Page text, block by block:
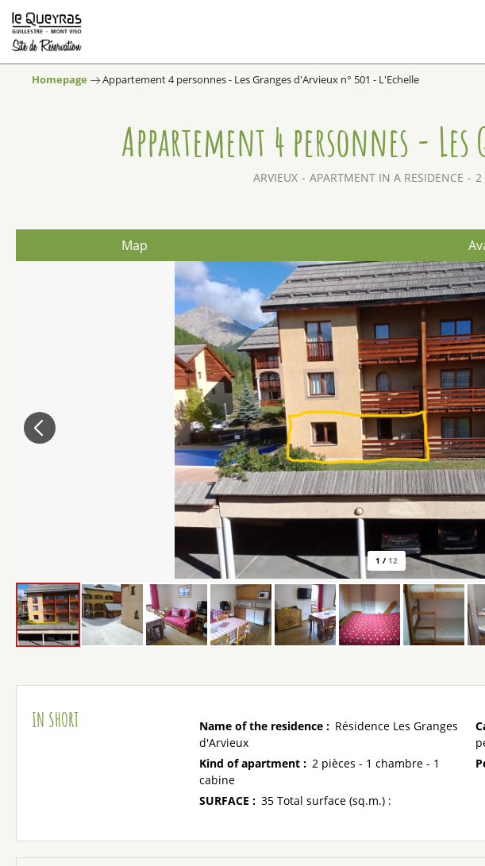
Homepage Appartement 4 personnes - Les Granges d'Arvieux n° 501 - L'Echelle
Appartement 4 personnes -
ARVIEUX APARTMENT IN A RESIDENCE 2
Map
1 / 12
IN SHORT Name of the residence : Résidence Les Granges
d'Arvieux
Kind of apartment : 2 pièces - 1 chambre - 1
cabine
SURFACE : 35 Total surface (sq.m.) :